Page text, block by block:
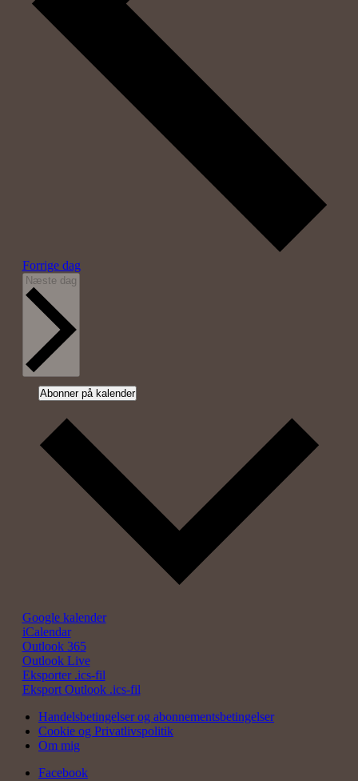
Forrige dag
Næste dag
Abonner på kalender
Google kalender
iCalendar
Outlook 365
Outlook Live
Eksporter .ics-fil
Eksport Outlook .ics-fil
Handelsbetingelser og abonnementsbetingelser
Cookie og Privatlivspolitik
Om mig
Facebook